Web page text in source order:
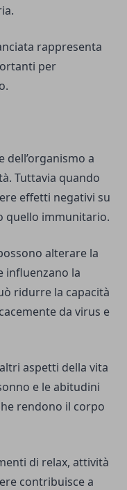
rappresenta
per
dell’organismo a
Tuttavia quando
effetti negativi su
quello immunitario.
alterare la
influenzano la
ridurre la capacità
da virus e
aspetti della vita
e le abitudini
rendono il corpo
di relax, attività
contribuisce a